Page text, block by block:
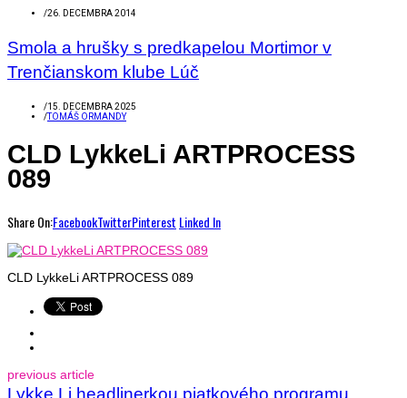
/26. DECEMBRA 2014
Smola a hrušky s predkapelou Mortimor v
Trenčianskom klube Lúč
/15. DECEMBRA 2025
/TOMÁŠ ORMANDY
CLD LykkeLi ARTPROCESS
089
Share On:FacebookTwitterPinterest Linked In
CLD LykkeLi ARTPROCESS 089
previous article
Lykke Li headlinerkou piatkového programu